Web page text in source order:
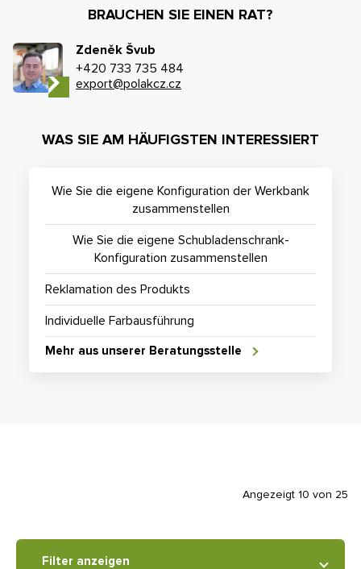
BRAUCHEN SIE EINEN RAT?
Zdeněk Švub
+420 733 735 484
export@polakcz.cz
WAS SIE AM HÄUFIGSTEN INTERESSIERT
Wie Sie die eigene Konfiguration der Werkbank
zusammenstellen
Wie Sie die eigene Schubladenschrank-
Konfiguration zusammenstellen
Reklamation des Produkts
Individuelle Farbausführung
Mehr aus unserer Beratungsstelle
Angezeigt 10 von 25
Filter anzeigen